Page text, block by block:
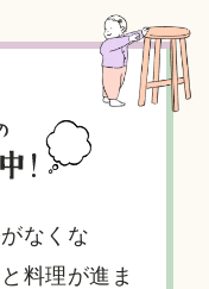
なくな
料理が進ま